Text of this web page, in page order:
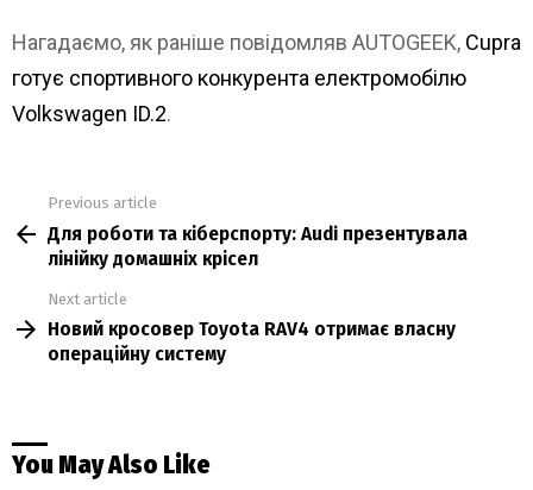
Нагадаємо, як раніше повідомляв AUTOGEEK, Cupra
готує спортивного конкурента електромобілю
Volkswagen ID.2.
more
Previous article
Для роботи та кіберспорту: Audi презентувала
лінійку домашніх крісел
Next article
Новий кросовер Toyota RAV4 отримає власну
операційну систему
You May Also Like